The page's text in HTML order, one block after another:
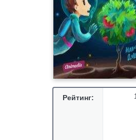
Рейтинг: